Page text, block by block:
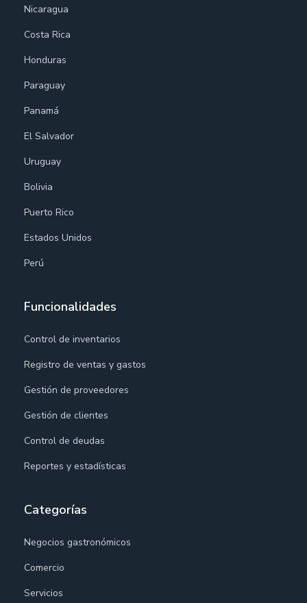
Nicaragua
Costa Rica
Honduras
Paraguay
Panamá
El Salvador
Uruguay
Bolivia
Puerto Rico
Estados Unidos
Perú
Funcionalidades
Control de inventarios
Registro de ventas y gastos
Gestión de proveedores
Gestión de clientes
Control de deudas
Reportes y estadísticas
Categorías
Negocios gastronómicos
Comercio
Servicios